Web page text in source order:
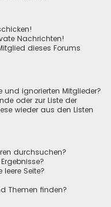
Nachrichten!
dieses Forums
und ignorierten Mitglieder?
oder zur Liste der
wieder aus den Listen
durchsuchen?
Seite?
Themen finden?